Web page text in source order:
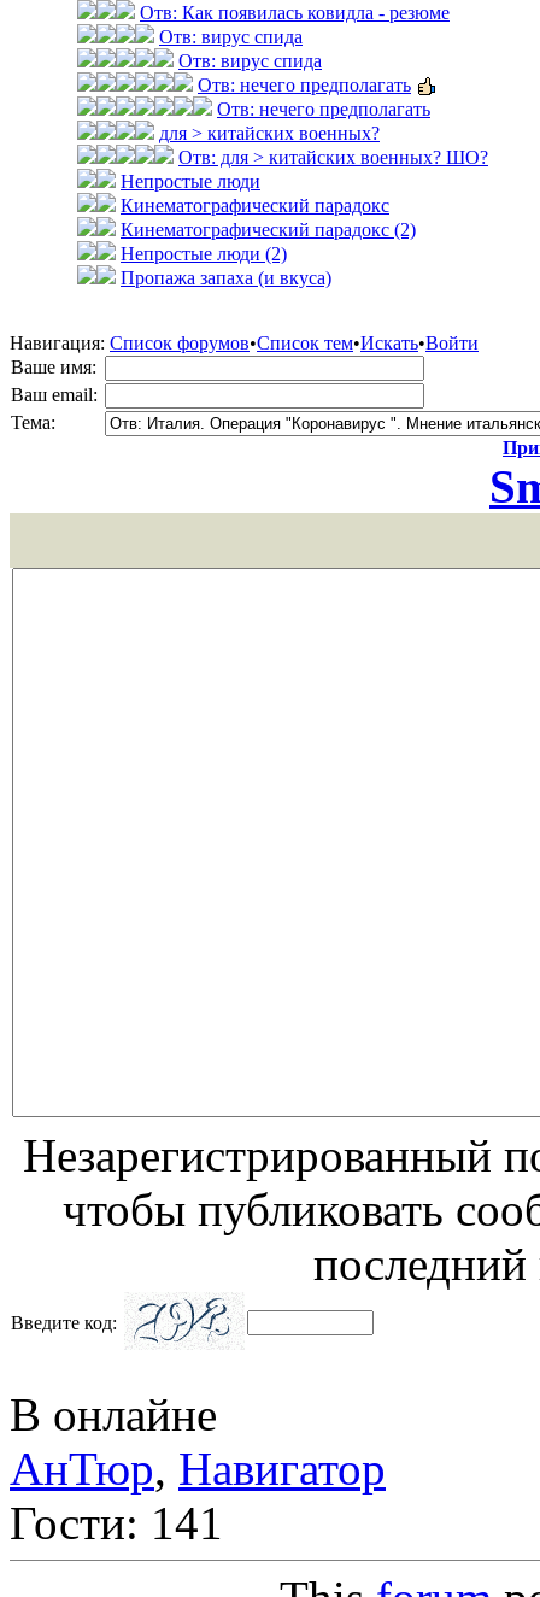
Отв: Как появилась ковидла - резюме
Отв: вирус спида
Отв: вирус спида
Отв: нечего предполагать
Отв: нечего предполагать
для > китайских военных?
Отв: для > китайских военных? ШО?
Непростые люди
Кинематографический парадокс
Кинематографический парадокс (2)
Непростые люди (2)
Пропажа запаха (и вкуса)
Навигация: Список форумов•Список тем•Искать•Войти
Ваше имя:
Ваш email:
Тема:
Незарегистрированный
чтобы публиковать
Введите код:
В онлайне
АнТюр, Навигатор
Гости: 141